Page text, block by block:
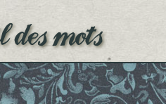
mots